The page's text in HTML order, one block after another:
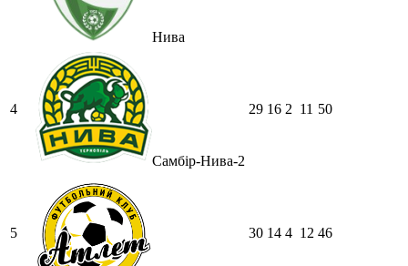
Нива
4
Самбір-Нива-2
29 16 2 11 50
5 30 14 4 12 46